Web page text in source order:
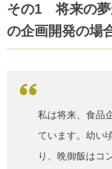
その1 将来の夢
の企画開発の場
私は将来、食品
ています。幼い
り、晩御飯はコ